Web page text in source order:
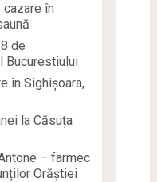
cazare în
de
Bucurestiului
în Sighișoara,
la Căsuța
– farmec
Orăștiei